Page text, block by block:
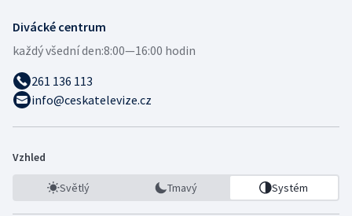
Divácké centrum
každý všední den:8:00—16:00 hodin
261 136 113
info@ceskatelevize.cz
Vzhled
Světlý Tmavý Systém